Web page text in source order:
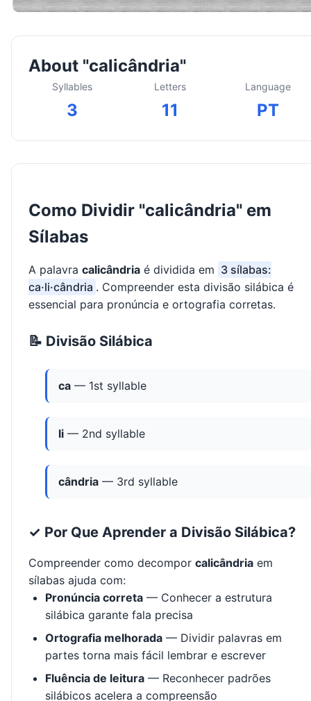
About "calicândria"
Syllables
3
Letters
11
Language
PT
Como Dividir "calicândria" em
Sílabas
A palavra calicândria é dividida em 3 sílabas:
ca·li·cândria . Compreender esta divisão silábica é
essencial para pronúncia e ortografia corretas.
📝 Divisão Silábica
ca — 1st syllable
li — 2nd syllable
cândria — 3rd syllable
✓ Por Que Aprender a Divisão Silábica?
Compreender como decompor calicândria em
sílabas ajuda com:
Pronúncia correta — Conhecer a estrutura
silábica garante fala precisa
Ortografia melhorada — Dividir palavras em
partes torna mais fácil lembrar e escrever
Fluência de leitura — Reconhecer padrões
silábicos acelera a compreensão